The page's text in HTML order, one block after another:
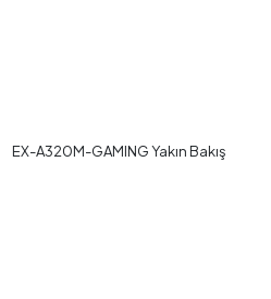
EX-A320M-GAMING Yakın Bakış